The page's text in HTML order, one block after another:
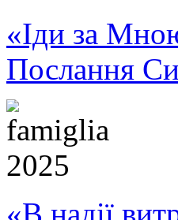
«Іди за
Послання
«В надії